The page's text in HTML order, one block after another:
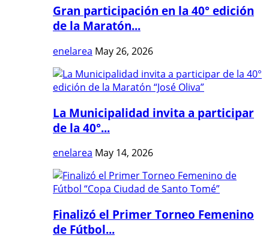
Gran participación en la 40° edición
de la Maratón...
enelarea May 26, 2026
La Municipalidad invita a participar
de la 40°...
enelarea May 14, 2026
Finalizó el Primer Torneo Femenino
de Fútbol...